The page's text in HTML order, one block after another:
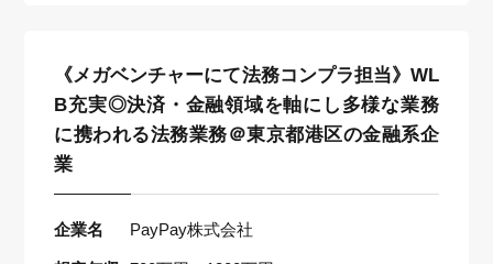
《メガベンチャーにて法務コンプラ担当》WL
B充実◎決済・金融領域を軸にし多様な業務
に携われる法務業務＠東京都港区の金融系企
業
企業名 PayPay株式会社